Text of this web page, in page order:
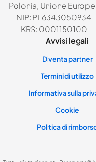
Polonia, Unione
NIP: PL6343050934
KRS: 0001150100
Avvisi legali
Diventa partner
Termini di utilizzo
Informativa sulla
Cookie
Politica di